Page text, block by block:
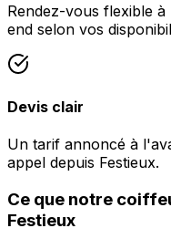
Rendez-vous flexible
end selon vos
Devis clair
Un tarif annoncé à
appel depuis Festieux.
Ce que notre
Festieux